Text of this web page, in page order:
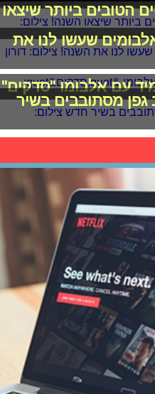
הטובים ביותר שיצאו
שעשו לנו את
עם אלבומו "סדקים"
גפן מסתובבים בשיר